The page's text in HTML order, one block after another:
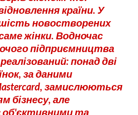
країни. У
новостворених
жінки. Водночас
підприємництва
понад дві
за даними
замислюються
бізнесу, але
та